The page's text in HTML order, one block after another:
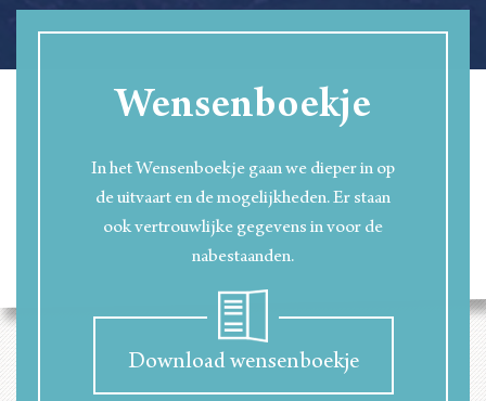
Wensenboekje
In het Wensenboekje gaan we dieper in op
de uitvaart en de mogelijkheden. Er staan
ook vertrouwlijke gegevens in voor de
nabestaanden.
Download wensenboekje